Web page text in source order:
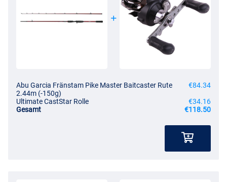
Abu Garcia Fränstam Pike Master Baitcaster Rute
2.44m (-150g)
€84.34
Ultimate CastStar Rolle
€34.16
Gesamt
€118.50